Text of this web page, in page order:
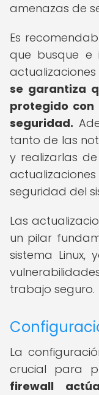
amenazas de
Es
que busque e
actualizaciones
se garantiza
protegido con
seguridad.
tanto de las
y realizarlas
seguridad del
Las
un pilar
sistema Linux,
trabajo seguro.
La
crucial para
firewall